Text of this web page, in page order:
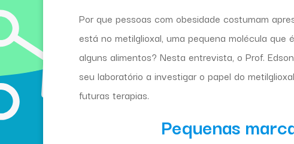
Por que pessoas com obesidade costumam
está no metilglioxal, uma pequena molécula
alguns alimentos? Nesta entrevista, o Prof.
seu laboratório a investigar o papel do
futuras terapias.
Pequenas